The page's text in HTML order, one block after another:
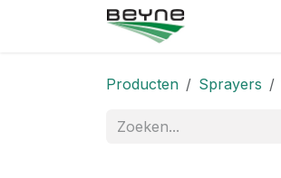
Overslaan naar inhoud
Producten Sprayers